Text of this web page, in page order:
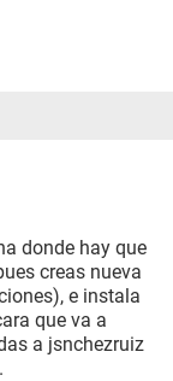
donde hay que
creas nueva
e instala
que va a
a jsnchezruiz